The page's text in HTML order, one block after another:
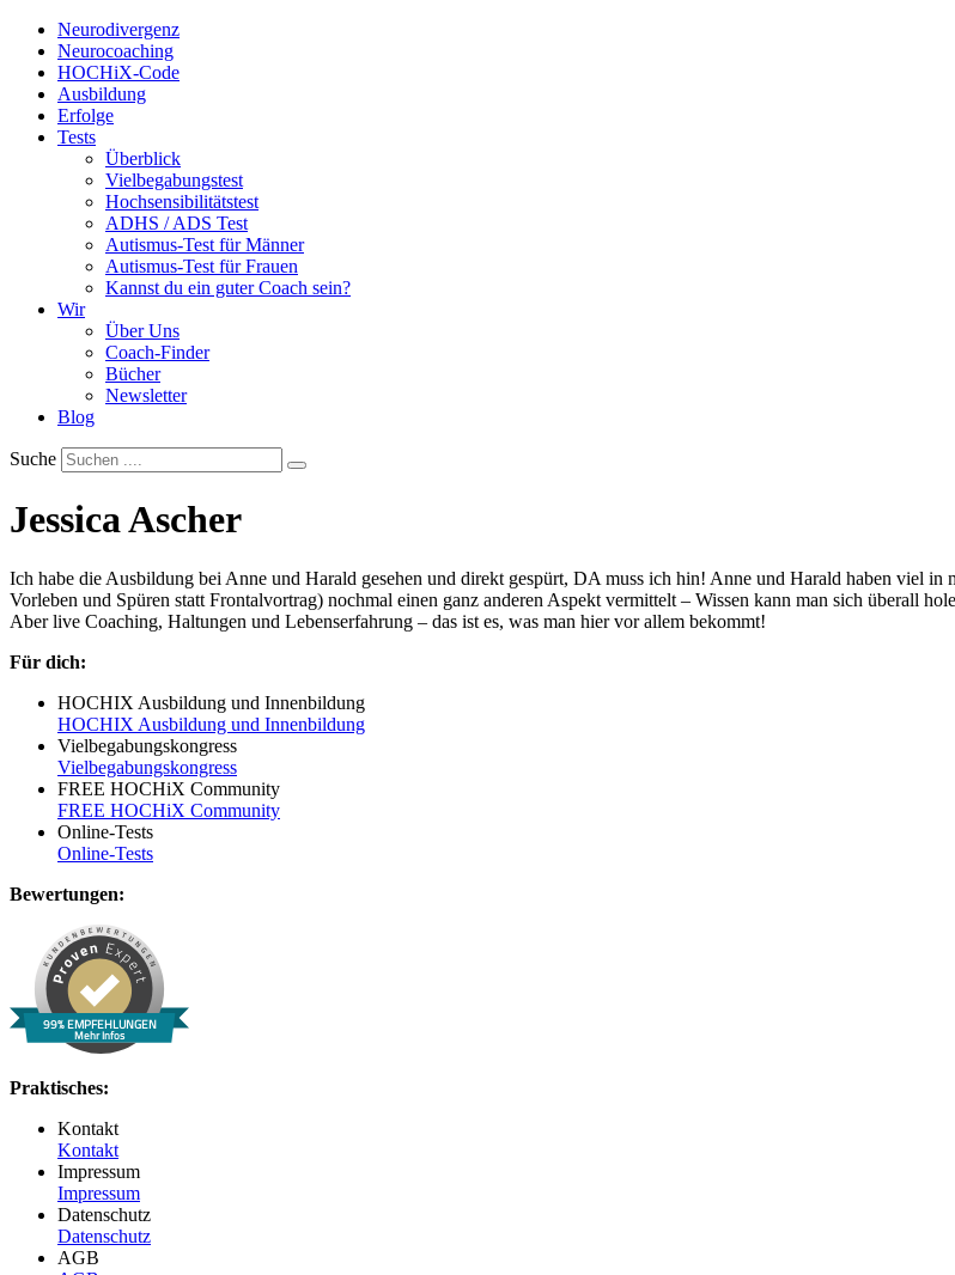
Neurodivergenz
Neurocoaching
HOCHiX-Code
Ausbildung
Erfolge
Tests
Überblick
Vielbegabungstest
Hochsensibilitätstest
ADHS / ADS Test
Autismus-Test für Männer
Autismus-Test für Frauen
Kannst du ein guter Coach sein?
Wir
Über Uns
Coach-Finder
Bücher
Newsletter
Blog
Suche
Jessica Ascher
Ich habe die Ausbildung bei Anne und Harald gesehen und direkt gespürt, DA muss ich hin! Anne und Harald haben viel
Vorleben und Spüren statt Frontalvortrag) nochmal einen ganz anderen Aspekt vermittelt – Wissen kann man sich überall
Aber live Coaching, Haltungen und Lebenserfahrung – das ist es, was man hier vor allem bekommt!
Für dich:
HOCHIX Ausbildung und Innenbildung
HOCHIX Ausbildung und Innenbildung
Vielbegabungskongress
Vielbegabungskongress
FREE HOCHiX Community
FREE HOCHiX Community
Online-Tests
Online-Tests
Bewertungen:
99% EMPFEHLUNGEN
Mehr Infos
Praktisches:
Kontakt
Kontakt
Impressum
Impressum
Datenschutz
Datenschutz
AGB